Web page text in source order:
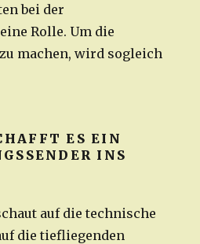
bei der
Rolle. Um die
machen, wird sogleich
ES EIN
INS
auf die technische
die tiefliegenden